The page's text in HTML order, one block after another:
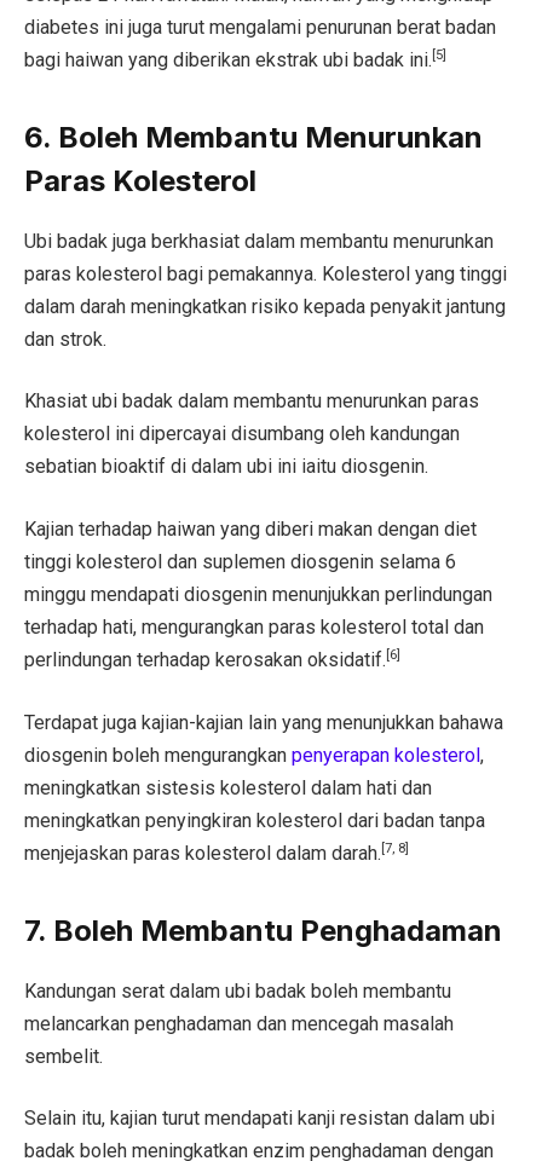
diabetes ini juga turut mengalami penurunan berat badan
bagi haiwan yang diberikan ekstrak ubi badak ini. [5]
6. Boleh Membantu Menurunkan
Paras Kolesterol
Ubi badak juga berkhasiat dalam membantu menurunkan
paras kolesterol bagi pemakannya. Kolesterol yang tinggi
dalam darah meningkatkan risiko kepada penyakit jantung
dan strok.
Khasiat ubi badak dalam membantu menurunkan paras
kolesterol ini dipercayai disumbang oleh kandungan
sebatian bioaktif di dalam ubi ini iaitu diosgenin.
Kajian terhadap haiwan yang diberi makan dengan diet
tinggi kolesterol dan suplemen diosgenin selama 6
minggu mendapati diosgenin menunjukkan perlindungan
terhadap hati, mengurangkan paras kolesterol total dan
perlindungan terhadap kerosakan oksidatif. [6]
Terdapat juga kajian-kajian lain yang menunjukkan bahawa
diosgenin boleh mengurangkan penyerapan kolesterol,
meningkatkan sistesis kolesterol dalam hati dan
meningkatkan penyingkiran kolesterol dari badan tanpa
menjejaskan paras kolesterol dalam darah. [7, 8]
7. Boleh Membantu Penghadaman
Kandungan serat dalam ubi badak boleh membantu
melancarkan penghadaman dan mencegah masalah
sembelit.
Selain itu, kajian turut mendapati kanji resistan dalam ubi
badak boleh meningkatkan enzim penghadaman dengan